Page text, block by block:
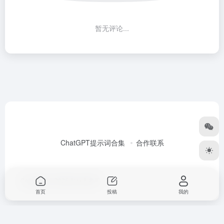
暂无评论...
ChatGPT提示词合集 合作联系
Copyright © 2026
首页 投稿 我的